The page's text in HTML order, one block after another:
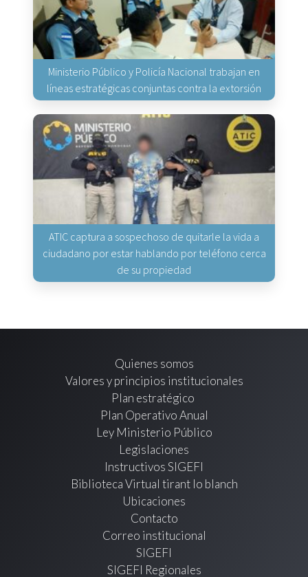
Ministerio Público y Policía Nacional trabajan en
líneas estratégicas conjuntas contra la extorsión
ATIC captura a sospechoso de quitarle la vida a
ciudadano por estar hablando por teléfono cerca
de su propiedad
Quienes somos
Valores y principios institucionales
Plan estratégico
Plan Operativo Anual
Ley Ministerio Público
Legislaciones
Instructivos SIGEFI
Biblioteca Virtual tirant lo blanch
Ubicaciones
Contacto
Correo institucional
SIGEFI
SIGEFI Regionales